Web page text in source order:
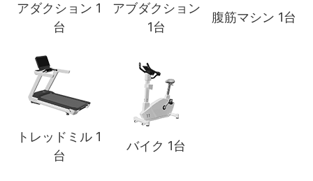
アダクション 1
台
アブダクション
1台
腹筋マシン 1台
トレッドミル 1
台
バイク 1台